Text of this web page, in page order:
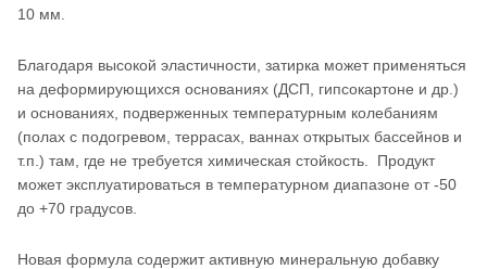
10 мм.
Благодаря высокой эластичности, затирка может применяться
на деформирующихся основаниях (ДСП, гипсокартоне и др.)
и основаниях, подверженных температурным колебаниям
(полах с подогревом, террасах, ваннах открытых бассейнов и
т.п.) там, где не требуется химическая стойкость. Продукт
может эксплуатироваться в температурном диапазоне от -50
до +70 градусов.
Новая формула содержит активную минеральную добавку